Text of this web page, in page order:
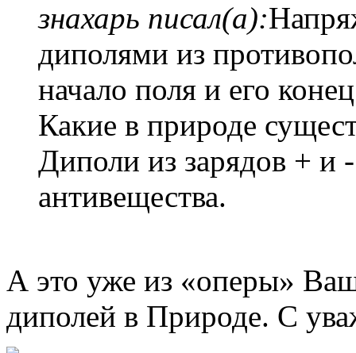
знахарь писал(а):
диполями из
начало поля и его
Какие в природе
Диполи из зарядов + и
антивещества.
А это уже из «оперы»
диполей в Природе. С